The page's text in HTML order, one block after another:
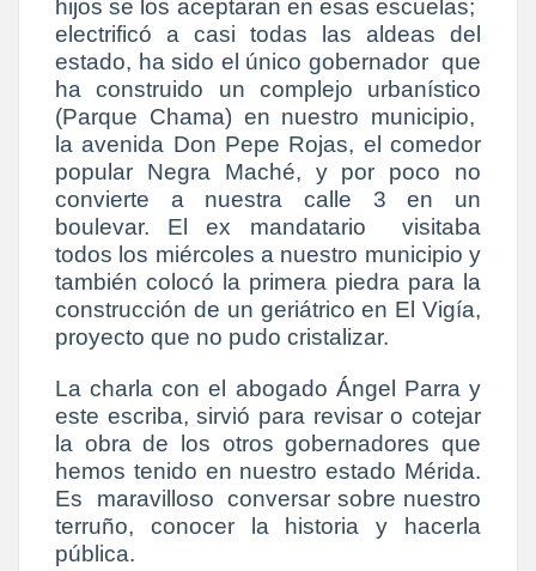
hijos se los aceptaran en esas escuelas;
electrificó a casi todas las aldeas del
estado, ha sido el único gobernador que
ha construido un complejo urbanístico
(Parque Chama) en nuestro municipio,
la avenida Don Pepe Rojas, el comedor
popular Negra Maché, y por poco no
convierte a nuestra calle 3 en un
boulevar. El ex mandatario visitaba
todos los miércoles a nuestro municipio y
también colocó la primera piedra para la
construcción de un geriátrico en El Vigía,
proyecto que no pudo cristalizar.
La charla con el abogado Ángel Parra y
este escriba, sirvió para revisar o cotejar
la obra de los otros gobernadores que
hemos tenido en nuestro estado Mérida.
Es maravilloso conversar sobre nuestro
terruño, conocer la historia y hacerla
pública.